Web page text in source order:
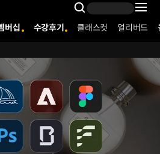
Search
버십 수강후기 클래스컷 얼리버드